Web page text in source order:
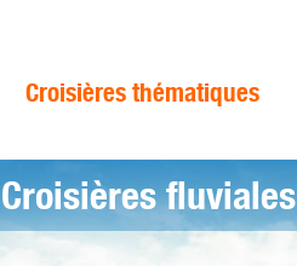
Croisières thématiques
Croisières fluviales